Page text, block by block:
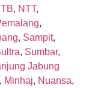
, NTT,
,
, Sampit,
, Sumbar,
Jabung
, Minhaj, Nuansa,